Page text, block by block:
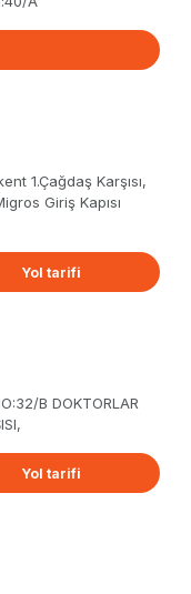
1.Çağdaş Karşısı,
Giriş Kapısı
Yol tarifi
B DOKTORLAR
Yol tarifi